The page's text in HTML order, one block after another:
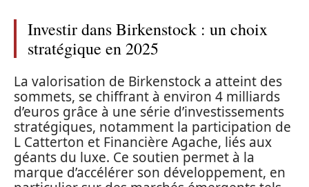
Investir dans Birkenstock : un choix
stratégique en 2025
La valorisation de Birkenstock a atteint des
sommets, se chiffrant à environ 4 milliards
d’euros grâce à une série d’investissements
stratégiques, notamment la participation de
L Catterton et Financière Agache, liés aux
géants du luxe. Ce soutien permet à la
marque d’accélérer son développement, en